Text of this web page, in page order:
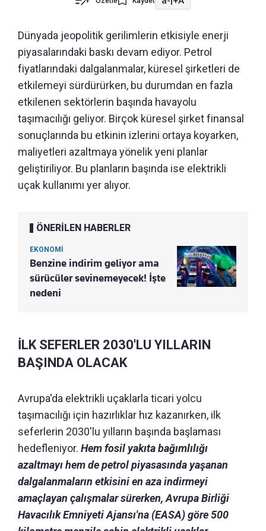
Dünyada jeopolitik gerilimlerin etkisiyle enerji
piyasalarındaki baskı devam ediyor. Petrol
fiyatlarındaki dalgalanmalar, küresel şirketleri de
etkilemeyi sürdürürken, bu durumdan en fazla
etkilenen sektörlerin başında havayolu
taşımacılığı geliyor. Birçok küresel şirket finansal
sonuçlarında bu etkinin izlerini ortaya koyarken,
maliyetleri azaltmaya yönelik yeni planlar
geliştiriliyor. Bu planların başında ise elektrikli
uçak kullanımı yer alıyor.
ÖNERİLEN HABERLER
EKONOMİ
Benzine indirim geliyor ama
sürücüler sevinemeyecek! İşte
nedeni
İLK SEFERLER 2030'LU YILLARIN
BAŞINDA OLACAK
Avrupa'da elektrikli uçaklarla ticari yolcu
taşımacılığı için hazırlıklar hız kazanırken, ilk
seferlerin 2030'lu yılların başında başlaması
hedefleniyor. Hem fosil yakıta bağımlılığı
azaltmayı hem de petrol piyasasında yaşanan
dalgalanmaların etkisini en aza indirmeyi
amaçlayan çalışmalar sürerken, Avrupa Birliği
Havacılık Emniyeti Ajansı'na (EASA) göre 500